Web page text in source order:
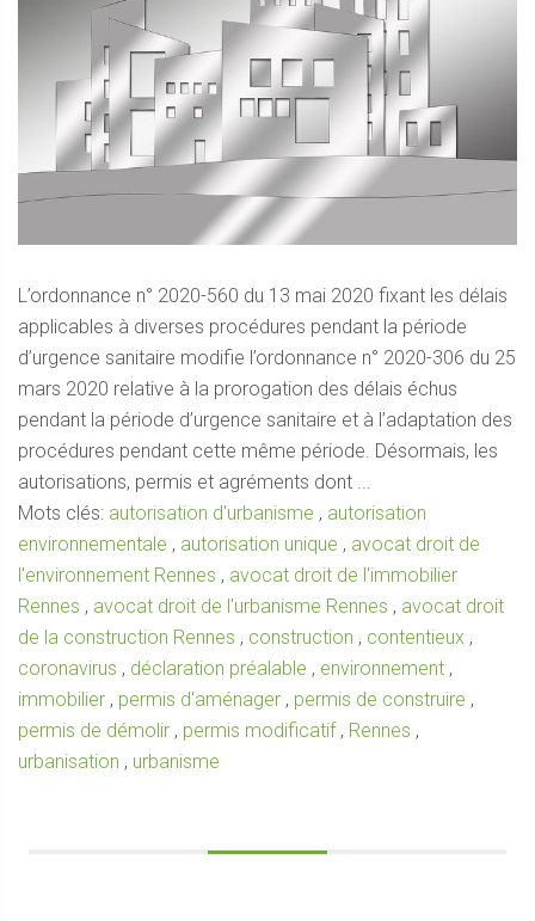
L’ordonnance n° 2020-560 du 13 mai 2020 fixant les délais
applicables à diverses procédures pendant la période
d’urgence sanitaire modifie l’ordonnance n° 2020-306 du 25
mars 2020 relative à la prorogation des délais échus
pendant la période d’urgence sanitaire et à l’adaptation des
procédures pendant cette même période. Désormais, les
autorisations, permis et agréments dont ...
Mots clés: autorisation d'urbanisme , autorisation
environnementale , autorisation unique , avocat droit de
l'environnement Rennes , avocat droit de l'immobilier
Rennes , avocat droit de l'urbanisme Rennes , avocat droit
de la construction Rennes , construction , contentieux ,
coronavirus , déclaration préalable , environnement ,
immobilier , permis d'aménager , permis de construire ,
permis de démolir , permis modificatif, Rennes ,
urbanisation , urbanisme